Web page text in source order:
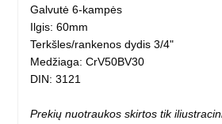
Galvutė 6-kampės
Ilgis: 60mm
Terkšles/rankenos dydis 3/4"
Medžiaga: CrV50BV30
DIN: 3121
Prekių nuotraukos skirtos tik